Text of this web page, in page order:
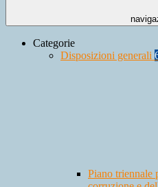
Categorie
Disposizioni generali
Piano triennale